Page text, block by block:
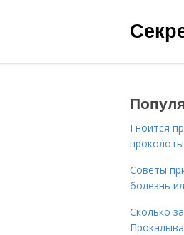
Гноится
Советы
болезнь
Сколько